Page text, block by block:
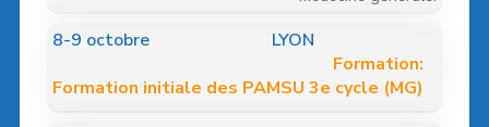
8-9 octobre
LYON
Formation:
Formation initiale des PAMSU 3e cycle (MG)